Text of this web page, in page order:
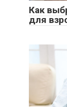
Как
для